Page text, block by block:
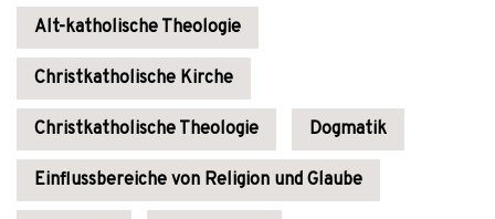
Alt-katholische Theologie
Christkatholische Kirche
Christkatholische Theologie Dogmatik
Einflussbereiche von Religion und Glaube